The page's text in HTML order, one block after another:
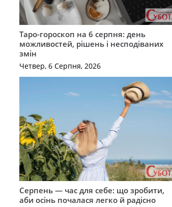
Таро-гороскоп на 6 серпня: день
можливостей, рішень і несподіваних
змін
Четвер, 6 Серпня, 2026
Серпень — час для себе: що зробити,
аби осінь почалася легко й радісно